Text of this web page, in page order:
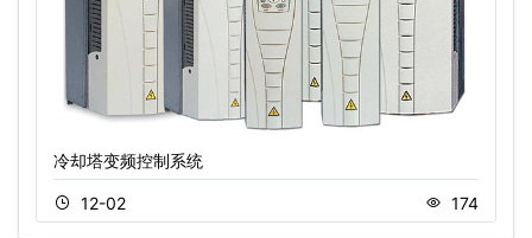
冷却塔变频控制系统
12-02 174